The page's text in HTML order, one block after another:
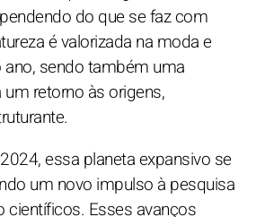
do que se faz com
é valorizada na moda e
sendo também uma
retorno às origens,
essa planeta expansivo se
um novo impulso à pesquisa
científicos. Esses avanços